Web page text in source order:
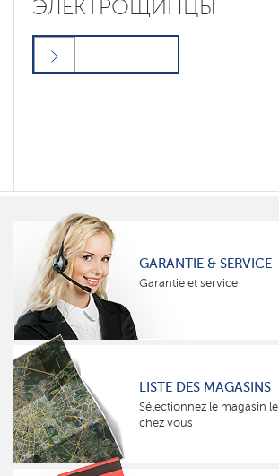
ЭЛЕКТРОЩИПЦЫ
GARANTIE & SERVICE
Garantie et service
LISTE DES MAGASINS
Sélectionnez le magasin
chez vous